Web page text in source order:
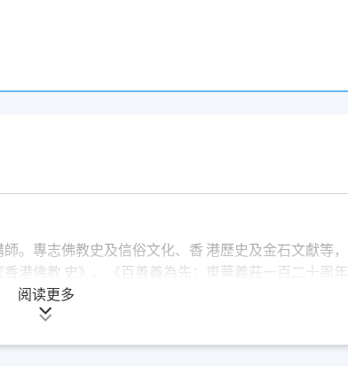
。專志佛教史及信俗文化、香 港歷史及金石文獻等，
港佛教 史》、《百善義為先：東華義莊一百二十周年
非物質文化遺產：涼茶》、《觀音山凌雲寺志》等逾
十九屆香港印製大獎之優秀出版大 獎（最佳出版意
阅读更多